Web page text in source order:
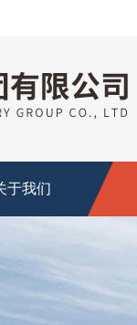
于我们